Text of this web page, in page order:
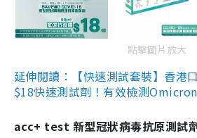
點擊圖片放大
延伸閱讀：【快速測試套裝】香港
$18快速測試劑！有效檢測
acc+ test 新型冠狀病毒抗原測試